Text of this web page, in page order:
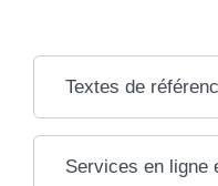
Textes de
Services en ligne